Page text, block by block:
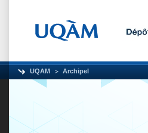
UQAM Archipel